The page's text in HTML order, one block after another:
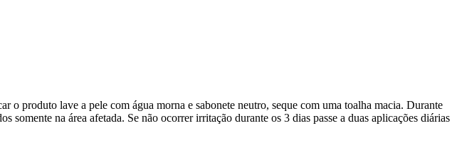
o produto lave a pele com água morna e sabonete neutro, seque com uma toalha macia. Durante
na área afetada. Se não ocorrer irritação durante os 3 dias passe a duas aplicações diárias